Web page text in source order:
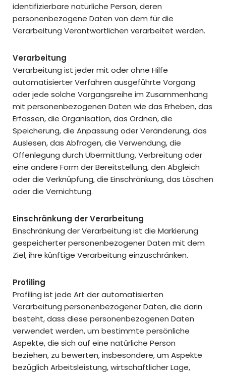
identifizierbare natürliche Person, deren
personenbezogene Daten von dem für die
Verarbeitung Verantwortlichen verarbeitet werden.
Verarbeitung
Verarbeitung ist jeder mit oder ohne Hilfe
automatisierter Verfahren ausgeführte Vorgang
oder jede solche Vorgangsreihe im Zusammenhang
mit personenbezogenen Daten wie das Erheben, das
Erfassen, die Organisation, das Ordnen, die
Speicherung, die Anpassung oder Veränderung, das
Auslesen, das Abfragen, die Verwendung, die
Offenlegung durch Übermittlung, Verbreitung oder
eine andere Form der Bereitstellung, den Abgleich
oder die Verknüpfung, die Einschränkung, das Löschen
oder die Vernichtung.
Einschränkung der Verarbeitung
Einschränkung der Verarbeitung ist die Markierung
gespeicherter personenbezogener Daten mit dem
Ziel, ihre künftige Verarbeitung einzuschränken.
Profiling
Profiling ist jede Art der automatisierten
Verarbeitung personenbezogener Daten, die darin
besteht, dass diese personenbezogenen Daten
verwendet werden, um bestimmte persönliche
Aspekte, die sich auf eine natürliche Person
beziehen, zu bewerten, insbesondere, um Aspekte
bezüglich Arbeitsleistung, wirtschaftlicher Lage,